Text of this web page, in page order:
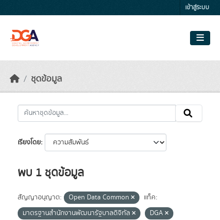
เข้าสู่ระบบ
ชุดข้อมูล
เรียงโดย
พบ 1 ชุดข้อมูล
สัญญาอนุญาต: Open Data Common
แท็ค:
มาตรฐานสำนักงานพัฒนารัฐบาลดิจิทัล
DGA